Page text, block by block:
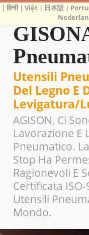
Utensili
Del Legno E
Levigatura/
AGISON, Ci
Lavorazione E
Pneumatico.
Stop Ha
Ragionevoli E
Certificata
Utensili
Mondo.
|हिन्दी|Việt | 日本語 |